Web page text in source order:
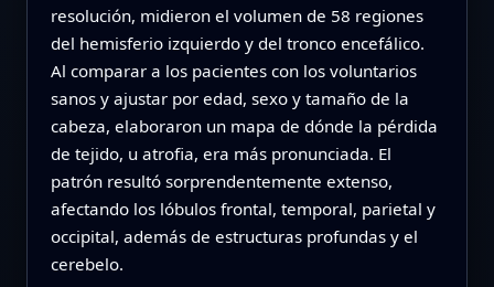
resolución, midieron el volumen de 58 regiones
del hemisferio izquierdo y del tronco encefálico.
Al comparar a los pacientes con los voluntarios
sanos y ajustar por edad, sexo y tamaño de la
cabeza, elaboraron un mapa de dónde la pérdida
de tejido, u atrofia, era más pronunciada. El
patrón resultó sorprendentemente extenso,
afectando los lóbulos frontal, temporal, parietal y
occipital, además de estructuras profundas y el
cerebelo.